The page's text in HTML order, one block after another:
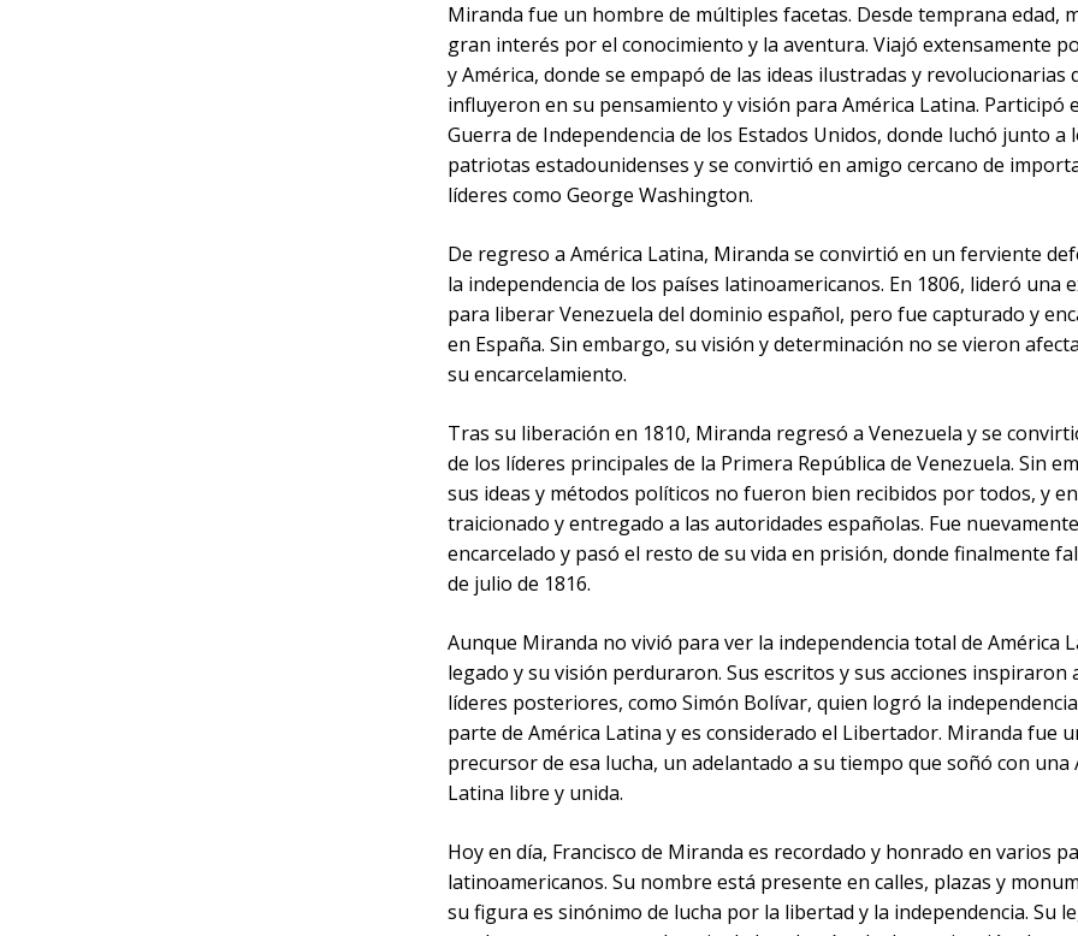
Miranda fue un hombre de múltiples facetas. Desde temprana edad,
gran interés por el conocimiento y la aventura. Viajó extensamente
y América, donde se empapó de las ideas ilustradas y revolucionarias
influyeron en su pensamiento y visión para América Latina. Participó
Guerra de Independencia de los Estados Unidos, donde luchó junto a
patriotas estadounidenses y se convirtió en amigo cercano de
líderes como George Washington.
De regreso a América Latina, Miranda se convirtió en un ferviente
la independencia de los países latinoamericanos. En 1806, lideró una
para liberar Venezuela del dominio español, pero fue capturado y
en España. Sin embargo, su visión y determinación no se vieron
su encarcelamiento.
Tras su liberación en 1810, Miranda regresó a Venezuela y se
de los líderes principales de la Primera República de Venezuela. Sin
sus ideas y métodos políticos no fueron bien recibidos por todos, y
traicionado y entregado a las autoridades españolas. Fue nuevamente
encarcelado y pasó el resto de su vida en prisión, donde finalmente
de julio de 1816.
Aunque Miranda no vivió para ver la independencia total de América
legado y su visión perduraron. Sus escritos y sus acciones inspiraron
líderes posteriores, como Simón Bolívar, quien logró la
parte de América Latina y es considerado el Libertador. Miranda fue
precursor de esa lucha, un adelantado a su tiempo que soñó con una
Latina libre y unida.
Hoy en día, Francisco de Miranda es recordado y honrado en varios
latinoamericanos. Su nombre está presente en calles, plazas y
su figura es sinónimo de lucha por la libertad y la independencia. Su